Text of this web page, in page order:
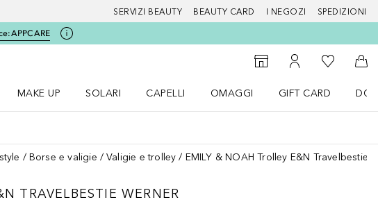
SERVIZI BEAUTY BEAUTY CARD I NEGOZI SPEDIZIONI
APPCARE
StorefinderAl Mio Account
Alla Mia
Al
MAKE UP
SOLARI
CAPELLI
OMAGGI
GIFT CARD
Borse e valigie Valigie e trolley EMILY & NOAH Trolley E&N Travelbestie
TRAVELBESTIE WERNER